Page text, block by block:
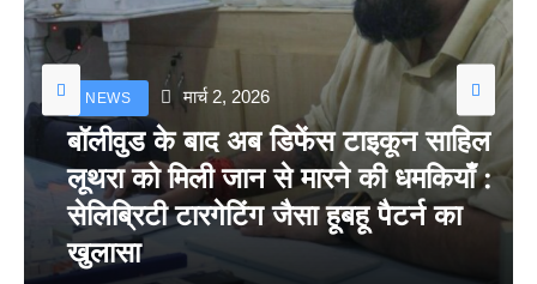
NEWS मार्च 2, 2026
बॉलीवुड के बाद अब डिफेंस टाइकून साहिल
लूथरा को मिली जान से मारने की धमकियाँ :
सेलिब्रिटी टारगेटिंग जैसा हूबहू पैटर्न का
खुलासा